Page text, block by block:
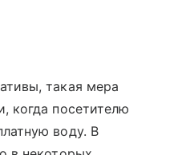
такая мера
когда посетителю
воду. В